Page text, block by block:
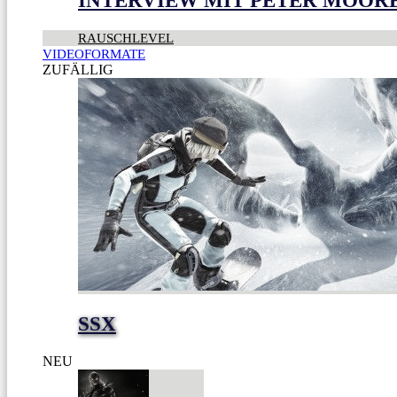
RAUSCHLEVEL
VIDEOFORMATE
ZUFÄLLIG
SSX
NEU